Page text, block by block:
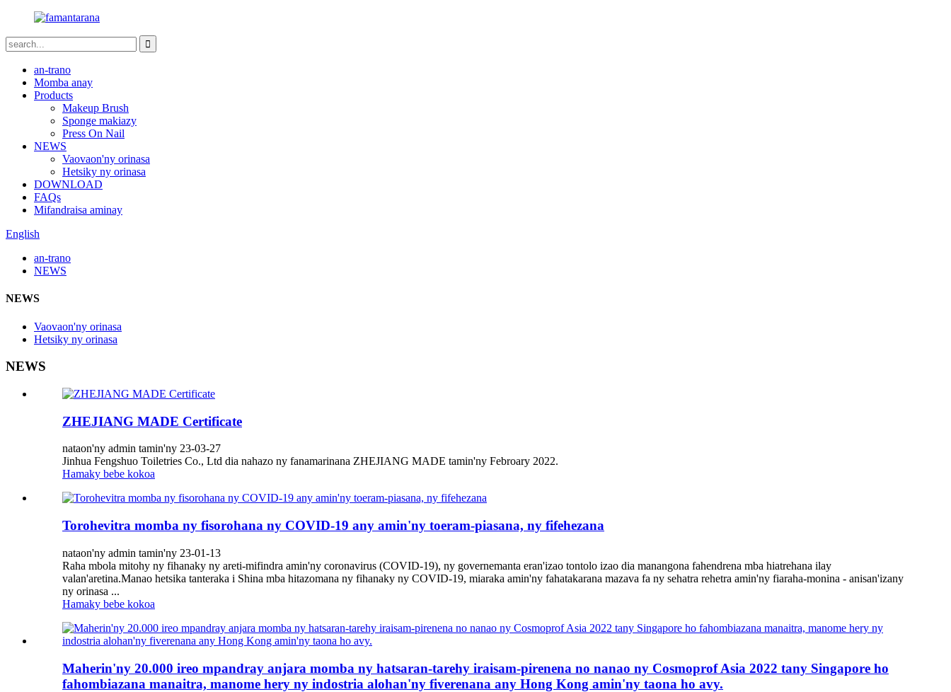
an-trano
Momba anay
Products
Makeup Brush
Sponge makiazy
Press On Nail
NEWS
Vaovaon'ny orinasa
Hetsiky ny orinasa
DOWNLOAD
FAQs
Mifandraisa aminay
English
an-trano
NEWS
NEWS
Vaovaon'ny orinasa
Hetsiky ny orinasa
NEWS
ZHEJIANG MADE Certificate
nataon'ny admin tamin'ny 23-03-27
Jinhua Fengshuo Toiletries Co., Ltd dia nahazo ny fanamarinana ZHEJIANG MADE tamin'ny Febroary 2022.
Hamaky bebe kokoa
Torohevitra momba ny fisorohana ny COVID-19 any amin'ny toeram-piasana, ny fifehezana
nataon'ny admin tamin'ny 23-01-13
Raha mbola mitohy ny fihanaky ny areti-mifindra amin'ny coronavirus (COVID-19), ny governemanta eran'izao tontolo izao dia manangona fahendrena mba hiatrehana ilay
valan'aretina.Manao hetsika tanteraka i Shina mba hitazomana ny fihanaky ny COVID-19, miaraka amin'ny fahatakarana mazava fa ny sehatra rehetra amin'ny fiaraha-monina - anisan'izany
ny orinasa ...
Hamaky bebe kokoa
Maherin'ny 20.000 ireo mpandray anjara momba ny hatsaran-tarehy iraisam-pirenena no nanao ny Cosmoprof Asia 2022 tany Singapore ho
fahombiazana manaitra, manome hery ny indostria alohan'ny fiverenana any Hong Kong amin'ny taona ho avy.